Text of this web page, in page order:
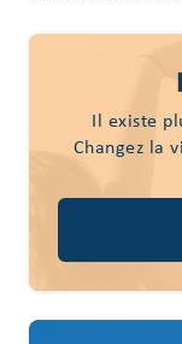
Il existe
Changez la